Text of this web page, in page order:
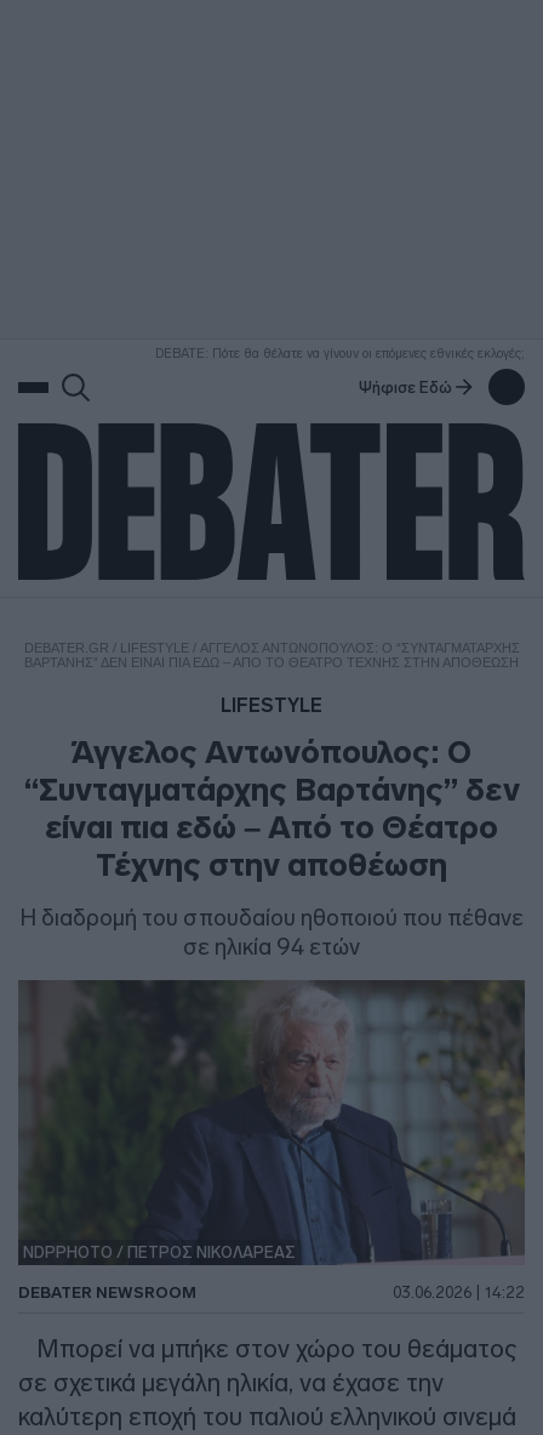
DEBATE: Πότε θα θέλατε να γίνουν οι επόμενες εθνικές εκλογές;
Ψήφισε Εδώ
DEBATER.GR / LIFESTYLE / ΆΓΓΕΛΟΣ ΑΝΤΩΝΌΠΟΥΛΟΣ: Ο “ΣΥΝΤΑΓΜΑΤΆΡΧΗΣ
ΒΑΡΤΆΝΗΣ” ΔΕΝ ΕΊΝΑΙ ΠΙΑ ΕΔΏ – ΑΠΌ ΤΟ ΘΈΑΤΡΟ ΤΈΧΝΗΣ ΣΤΗΝ ΑΠΟΘΈΩΣΗ
LIFESTYLE
Άγγελος Αντωνόπουλος: Ο
“Συνταγματάρχης Βαρτάνης” δεν
είναι πια εδώ – Από το Θέατρο
Τέχνης στην αποθέωση
Η διαδρομή του σπουδαίου ηθοποιού που πέθανε
σε ηλικία 94 ετών
NDPPHOTO / ΠΕΤΡΟΣ ΝΙΚΟΛΑΡΕΑΣ
DEBATER NEWSROOM 03.06.2026 | 14:22
Μπορεί να μπήκε στον χώρο του θεάματος
σε σχετικά μεγάλη ηλικία, να έχασε την
καλύτερη εποχή του παλιού ελληνικού σινεμά